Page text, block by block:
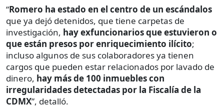
“Romero ha estado en el centro de un escándalos
que ya dejó detenidos, que tiene carpetas de
investigación, hay exfuncionarios que estuvieron o
que están presos por enriquecimiento ilícito;
incluso algunos de sus colaboradores ya tienen
cargos que pueden estar relacionados por lavado de
dinero, hay más de 100 inmuebles con
irregularidades detectadas por la Fiscalía de la
CDMX”, detalló.